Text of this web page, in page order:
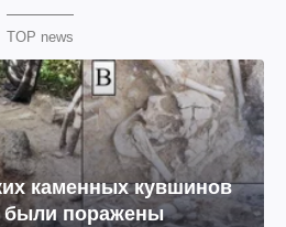
TOP news
каменных кувшинов
были поражены